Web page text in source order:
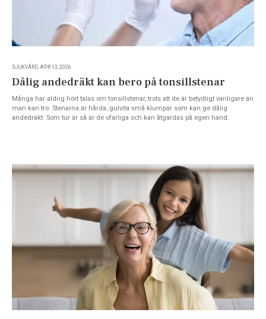
SJUKVÅRD, APR 13, 2026
Dålig andedräkt kan bero på tonsillstenar
Många har aldrig hört talas om tonsillstenar, trots att de är betydligt vanligare än
man kan tro. Stenarna är hårda, gulvita små klumpar som kan ge dålig
andedräkt. Som tur är så är de ofarliga och kan åtgärdas på egen hand.